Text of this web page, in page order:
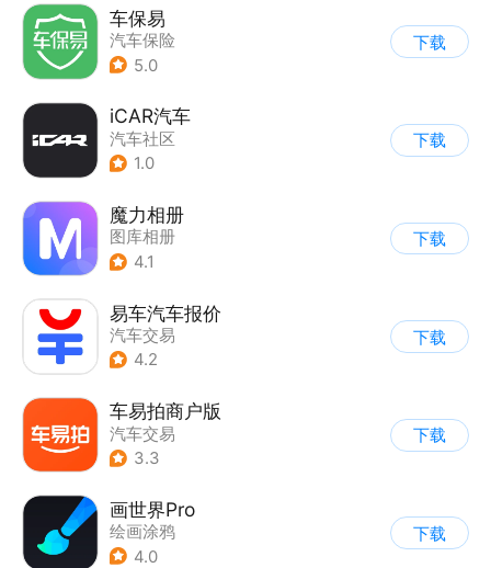
车保易
汽车保险
5.0
下载
iCAR汽车
汽车社区
1.0
下载
魔力相册
图库相册
4.1
下载
易车汽车报价
汽车交易
4.2
下载
车易拍商户版
汽车交易
3.3
下载
画世界Pro
绘画涂鸦
4.0
下载